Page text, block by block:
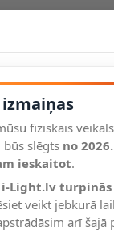
Valodas
fiziskais veikals
būs slēgts no
ieskaitot.
i-Light.lv
veikt jebkurā
arī šajā